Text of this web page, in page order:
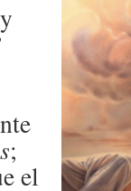
;
el